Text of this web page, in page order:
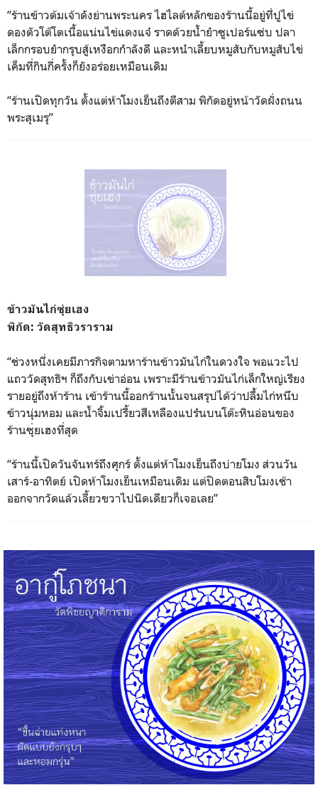
“ร้านข้าวต้มเจ้าดังย่านพระนคร ไฮไลต์หลักของร้านนี้อยู่ที่ปูไข่
ดองตัวโต๊โตเนื้อแน่นไข่แดงแจ๋ ราดด้วยน้ำยำซูเปอร์แซ่บ ปลา
เล็กกรอบยำกรุบสู้เหงือกกำลังดี และหนำเลี้ยบหมูสับกับหมูสับไข่
เค็มที่กินกี่ครั้งก็ยังอร่อยเหมือนเดิม
“ร้านเปิดทุกวัน ตั้งแต่ห้าโมงเย็นถึงตีสาม พิกัดอยู่หน้าวัดฝั่งถนน
พระสุเมรุ”
ข้าวมันไก่ซุ่ยเฮง
พิกัด: วัดสุทธิวราราม
“ช่วงหนึ่งเคยมีภารกิจตามหาร้านข้าวมันไก่ในดวงใจ พอแวะไป
แถววัดสุทธิฯ ก็ถึงกับเข่าอ่อน เพราะมีร้านข้าวมันไก่เล็กใหญ่เรียง
รายอยู่ถึงห้าร้าน เข้าร้านนี้ออกร้านนั้นจนสรุปได้ว่าปลื้มไก่หนึบ
ข้าวนุ่มหอม และน้ำจิ้มเปรี้ยวสีเหลืองแปร๋นบนโต๊ะหินอ่อนของ
ร้านซุ่ยเฮงที่สุด
“ร้านนี้เปิดวันจันทร์ถึงศุกร์ ตั้งแต่ห้าโมงเย็นถึงบ่ายโมง ส่วนวัน
เสาร์-อาทิตย์ เปิดห้าโมงเย็นเหมือนเดิม แต่ปิดตอนสิบโมงเช้า
ออกจากวัดแล้วเลี้ยวขวาไปนิดเดียวก็เจอเลย”